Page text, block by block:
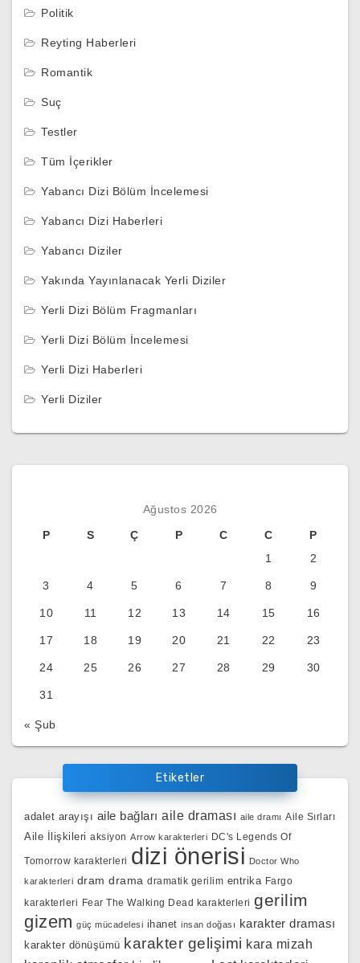
Politik
Reyting Haberleri
Romantik
Suç
Testler
Tüm İçerikler
Yabancı Dizi Bölüm İncelemesi
Yabancı Dizi Haberleri
Yabancı Diziler
Yakında Yayınlanacak Yerli Diziler
Yerli Dizi Bölüm Fragmanları
Yerli Dizi Bölüm İncelemesi
Yerli Dizi Haberleri
Yerli Diziler
Ağustos 2026
P
S Ç P C C
P
1
2
3 4 5 6 7 8 9
10 11 12 13 14 15 16
17 18 19 20 21 22 23
24 25 26 27 28 29 30
31
« Şub
Etiketler
adalet arayışı aile bağları aile draması aile dramı Aile Sırları
Aile İlişkileri aksiyon Arrow karakterleri DC's Legends Of
Tomorrow karakterleri dizi önerisi Doctor Who
karakterleri dram drama dramatik gerilim entrika Fargo
karakterleri Fear The Walking Dead karakterleri gerilim
gizem güç mücadelesi ihanet insan doğası karakter draması
karakter dönüşümü karakter gelişimi kara mizah